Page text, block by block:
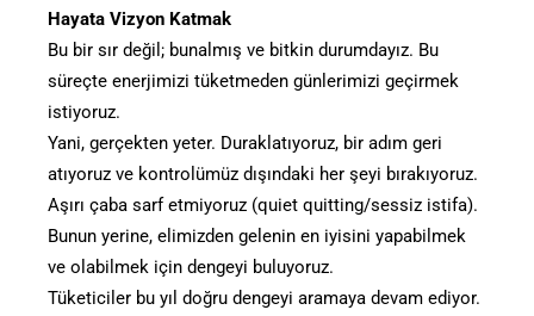
Hayata Vizyon Katmak
Bu bir sır değil; bunalmış ve bitkin durumdayız. Bu
süreçte enerjimizi tüketmeden günlerimizi geçirmek
istiyoruz.
Yani, gerçekten yeter. Duraklatıyoruz, bir adım geri
atıyoruz ve kontrolümüz dışındaki her şeyi bırakıyoruz.
Aşırı çaba sarf etmiyoruz (quiet quitting/sessiz istifa).
Bunun yerine, elimizden gelenin en iyisini yapabilmek
ve olabilmek için dengeyi buluyoruz.
Tüketiciler bu yıl doğru dengeyi aramaya devam ediyor.